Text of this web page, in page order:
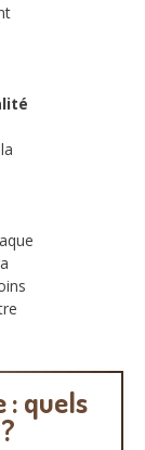
: quels